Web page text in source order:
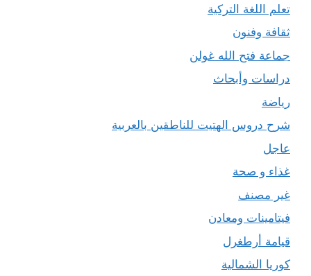
تعلم اللغة التركية
ثقافة وفنون
جماعة فتح الله غولن
دراسات وأبحاث
رياضة
شرح دروس الهتيت للناطقين بالعربية
عاجل
غذاء و صحة
غير مصنف
فيتامينات ومعادن
قيامة أرطغرل
كوريا الشمالية